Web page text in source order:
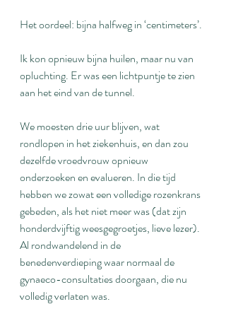
Het oordeel: bijna halfweg in ‘centimeters’.
Ik kon opnieuw bijna huilen, maar nu van
opluchting. Er was een lichtpuntje te zien
aan het eind van de tunnel.
We moesten drie uur blijven, wat
rondlopen in het ziekenhuis, en dan zou
dezelfde vroedvrouw opnieuw
onderzoeken en evalueren. In die tijd
hebben we zowat een volledige rozenkrans
gebeden, als het niet meer was (dat zijn
honderdvijftig weesgegroetjes, lieve lezer).
Al rondwandelend in de
benedenverdieping waar normaal de
gynaeco-consultaties doorgaan, die nu
volledig verlaten was.